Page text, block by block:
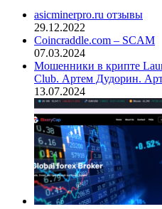
asicminerpro.ru отзывы
29.12.2022
Coincraddle.com – SCAM
07.03.2024
Мошенники в крипте
Club. Артем Дудорин.
13.07.2024